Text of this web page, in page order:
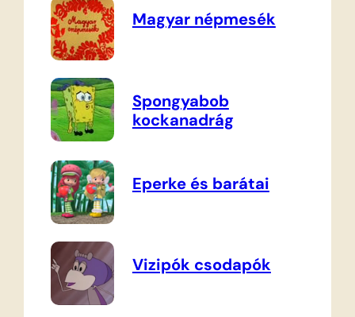
Magyar népmesék
Spongyabob
kockanadrág
Eperke és barátai
Vizipók csodapók